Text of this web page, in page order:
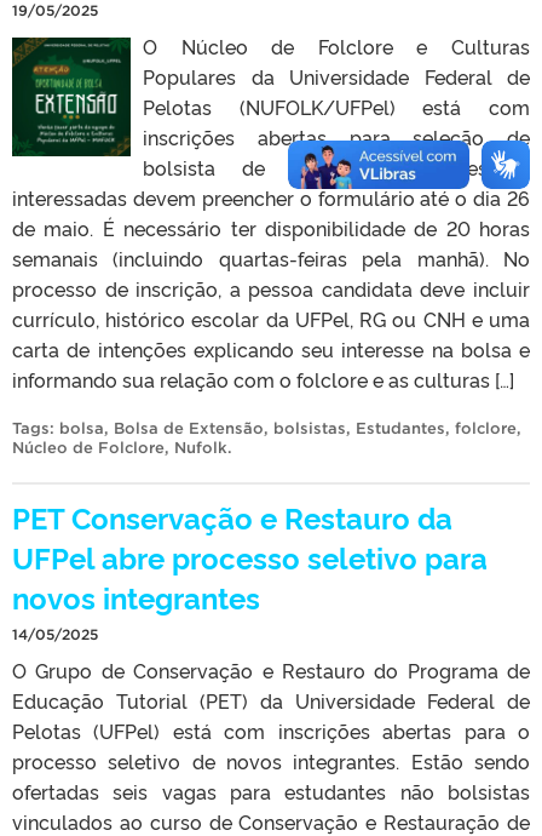
19/05/2025
O Núcleo de Folclore e Culturas
Populares da Universidade Federal de
Pelotas (NUFOLK/UFPel) está com
inscrições abertas para seleção de
bolsista de extensão. As pessoas
interessadas devem preencher o formulário até o dia 26
de maio. É necessário ter disponibilidade de 20 horas
semanais (incluindo quartas-feiras pela manhã). No
processo de inscrição, a pessoa candidata deve incluir
currículo, histórico escolar da UFPel, RG ou CNH e uma
carta de intenções explicando seu interesse na bolsa e
informando sua relação com o folclore e as culturas […]
Tags: bolsa, Bolsa de Extensão, bolsistas, Estudantes, folclore,
Núcleo de Folclore, Nufolk.
PET Conservação e Restauro da
UFPel abre processo seletivo para
novos integrantes
14/05/2025
O Grupo de Conservação e Restauro do Programa de
Educação Tutorial (PET) da Universidade Federal de
Pelotas (UFPel) está com inscrições abertas para o
processo seletivo de novos integrantes. Estão sendo
ofertadas seis vagas para estudantes não bolsistas
vinculados ao curso de Conservação e Restauração de